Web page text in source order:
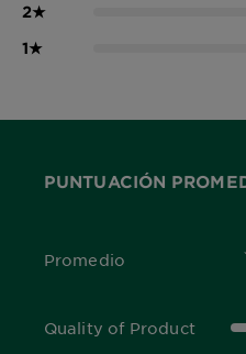
2★
1★
PUNTUACIÓN
Promedio
0,0 out of 5 stars
Quality of Product
0,0 out of 5 stars